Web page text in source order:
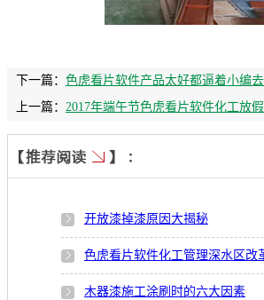
下一篇： 色虎看片软件产品太好都逼着小编
上一篇： 2017年端午节色虎看片软件化工放
开放漆掉漆原因大揭秘
色虎看片软件化工管理深水区改
木器漆施工涂刷时的六大因素